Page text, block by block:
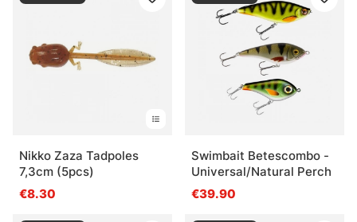
Nikko Zaza Tadpoles
7,3cm (5pcs)
€8.30
Swimbait Betescombo -
Universal/Natural Perch
€39.90